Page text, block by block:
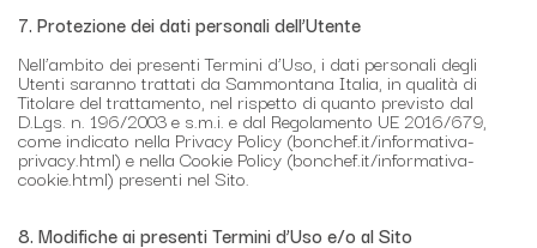
7. Protezione dei dati personali dell’Utente
Nell’ambito dei presenti Termini d’Uso, i dati personali degli
Utenti saranno trattati da Sammontana Italia, in qualità di
Titolare del trattamento, nel rispetto di quanto previsto dal
D.Lgs. n. 196/2003 e s.m.i. e dal Regolamento UE 2016/679,
come indicato nella Privacy Policy (bonchef.it/informativa-
privacy.html) e nella Cookie Policy (bonchef.it/informativa-
cookie.html) presenti nel Sito.
8. Modifiche ai presenti Termini d’Uso e/o al Sito